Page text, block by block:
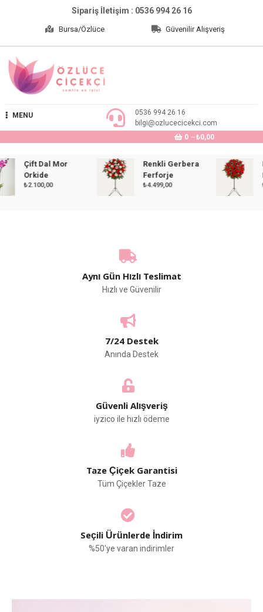
Sipariş İletişim : 0536 994 26 16
Bursa/Özlüce Güvenilir Alışveriş
Özlüce Çiçekçi
MENU
0536 994 26 16
bilgi@ozlucecicekci.com
0
₺0,00
Çift Dal Mor
Orkide
2.100,00
Renkli Gerbera
Ferforje
4.499,00
Aynı Gün Hızlı Teslimat
Hızlı ve Güvenilir
7/24 Destek
Anında Destek
Güvenli Alışveriş
iyzico ile hızlı ödeme
Taze Çiçek Garantisi
Tüm Çiçekler Taze
Seçili Ürünlerde İndirim
%50'ye varan indirimler